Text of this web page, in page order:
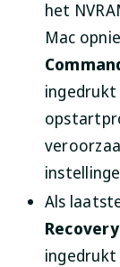
het
Mac
Als